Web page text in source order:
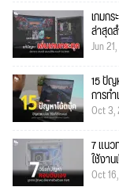
เกมก
ล่าสุด
Jun
15 ปัญ
การท
Oct
7 แนว
ใช้งา
Oct